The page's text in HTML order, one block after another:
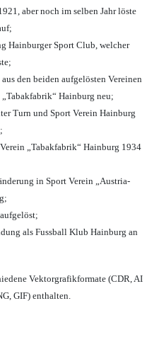
aber noch im selben Jahr löste
Hainburger Sport Club, welcher
den beiden aufgelösten Vereinen
Hainburg neu;
Turn und Sport Verein Hainburg
„Tabakfabrik“ Hainburg 1934
in Sport Verein „Austria-
als Fussball Klub Hainburg an
Vektorgrafikformate (CDR, AI
GIF) enthalten.